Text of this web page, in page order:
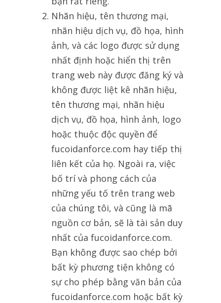
Nhãn hiệu, tên thương mại,
nhãn hiệu dịch vụ, đồ họa, hình
ảnh, và các logo được sử dụng
nhất định hoặc hiển thị trên
trang web này được đăng ký và
không được liệt kê nhãn hiệu,
tên thương mại, nhãn hiệu
dịch vụ, đồ họa, hình ảnh, logo
hoặc thuộc độc quyền để
fucoidanforce.com hay tiếp thị
liên kết của họ. Ngoài ra, việc
bố trí và phong cách của
những yếu tố trên trang web
của chúng tôi, và cũng là mã
nguồn cơ bản, sẽ là tài sản duy
nhất của fucoidanforce.com.
Bạn không được sao chép bởi
bất kỳ phương tiện không có
sự cho phép bằng văn bản của
fucoidanforce.com hoặc bất kỳ